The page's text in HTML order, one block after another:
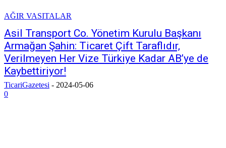
AĞIR VASITALAR
Asil Transport Co. Yönetim Kurulu Başkanı
Armağan Şahin: Ticaret Çift Taraflıdır,
Verilmeyen Her Vize Türkiye Kadar AB’ye de
Kaybettiriyor!
TicariGazetesi - 2024-05-06
0